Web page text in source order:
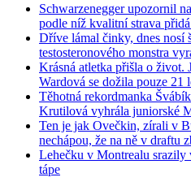
Schwarzenegger upozornil
podle níž kvalitní strava
Dříve lámal činky, dnes nosí
testosteronového monstra
Krásná atletka přišla o život.
Wardová se dožila pouze 21
Těhotná rekordmanka
Krutilová vyhrála juniorské
Ten je jak Ovečkin, zírali v
nechápou, že na ně v draftu
Lehečku v Montrealu srazily
tápe